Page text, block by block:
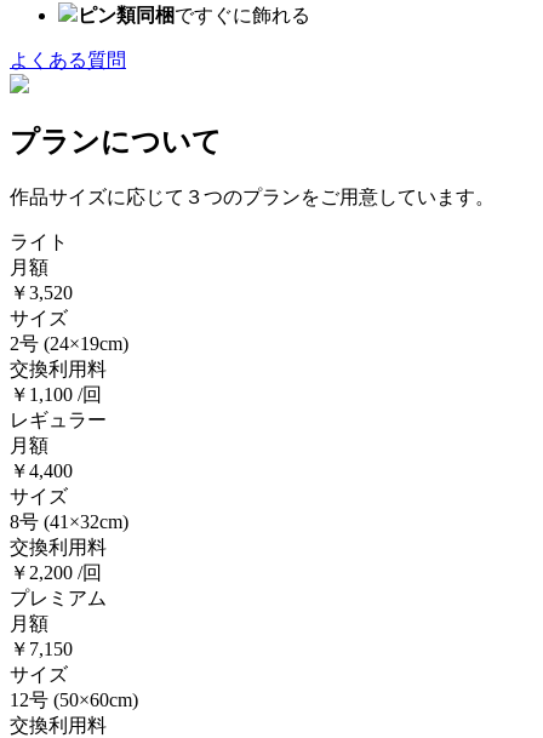
ピン類同梱ですぐに飾れる
よくある質問
プランについて
作品サイズに応じて３つのプランをご用意しています。
ライト
月額
￥3,520
サイズ
2号 (24×19cm)
交換利用料
￥1,100 /回
レギュラー
月額
￥4,400
サイズ
8号 (41×32cm)
交換利用料
￥2,200 /回
プレミアム
月額
￥7,150
サイズ
12号 (50×60cm)
交換利用料